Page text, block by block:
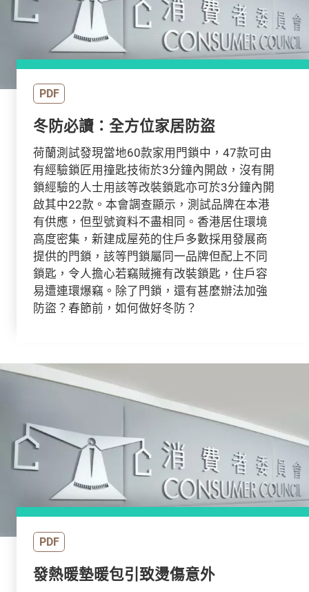
PDF
冬防必讀：全方位家居防盜
荷蘭測試發現當地60款家用門鎖中，47款可由
有經驗鎖匠用撞匙技術於3分鐘內開啟，沒有開
鎖經驗的人士用該等改裝鎖匙亦可於3分鐘內開
啟其中22款。本會調查顯示，測試品牌在本港
有供應，但型號資料不盡相同。香港居住環境
高度密集，新建成屋苑的住戶多數採用發展商
提供的門鎖，該等門鎖屬同一品牌但配上不同
鎖匙，令人擔心若竊賊擁有改裝鎖匙，住戶容
易遭連環爆竊。除了門鎖，還有甚麼辦法加強
防盜？春節前，如何做好冬防？
PDF
發熱暖墊暖包引致燙傷意外